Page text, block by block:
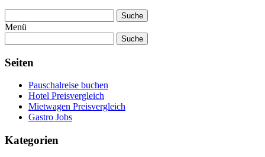
Suche
Menü
Suche
Seiten
Pauschalreise buchen
Hotel Preisvergleich
Mietwagen Preisvergleich
Gastro Jobs
Kategorien